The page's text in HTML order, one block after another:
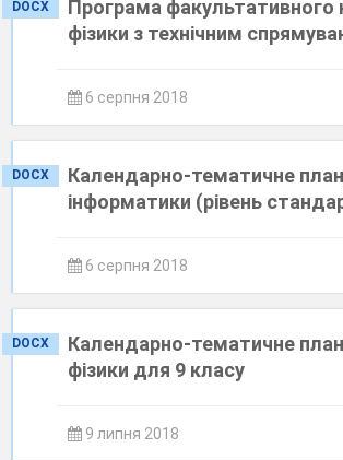
DOCX
Програма факультативного
фізики з технічним
6 серпня 2018
DOCX
Календарно-тематичне
інформатики (рівень
6 серпня 2018
DOCX
Календарно-тематичне
фізики для 9 класу
9 липня 2018